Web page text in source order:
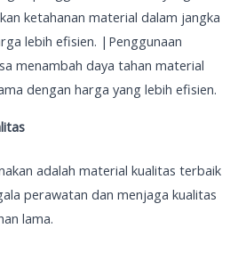
ketahanan material dalam jangka
lebih efisien. |Penggunaan
menambah daya tahan material
dengan harga yang lebih efisien.
adalah material kualitas terbaik
perawatan dan menjaga kualitas
lama.